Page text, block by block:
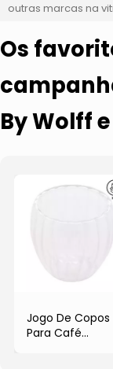
outras marcas na
Os
By Wolff
Jogo De Copos
Para Café